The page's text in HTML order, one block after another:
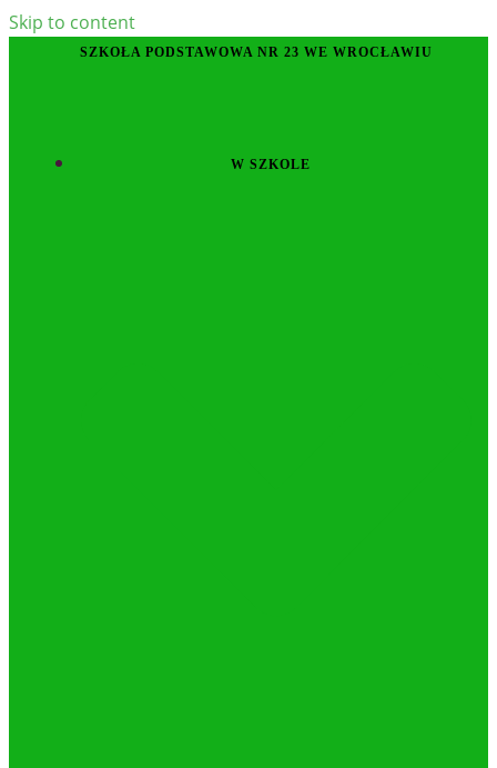
Skip to content
SZKOŁA PODSTAWOWA NR 23 WE WROCŁAWIU
W SZKOLE